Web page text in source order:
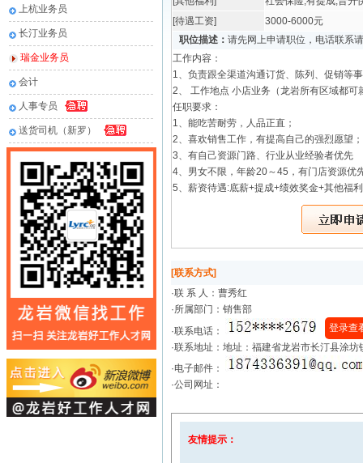
上杭业务员
长汀业务员
瑞金业务员
会计
人事专员
送货司机（新罗）
[待遇工资]
3000-6000元
职位描述： 请先网上申请职位，电话联系
工作内容：
1、负责跟全渠道沟通订货、陈列、促销等
2、 工作地点 小店业务（龙岩所有区域都可
任职要求：
1、能吃苦耐劳，人品正直；
2、喜欢销售工作，有提高自己的强烈愿望；
3、有自己资源门路、行业从业经验者优先
4、男女不限，年龄20～45，有门店资源优
5、薪资待遇:底薪+提成+绩效奖金+其他福
[联系方式]
·联 系 人： 曹秀红
·所属部门：销售部
·联系电话：
登录查
·联系地址：地址：福建省龙岩市长汀县涂
·电子邮件：
·公司网址：
友情提示：